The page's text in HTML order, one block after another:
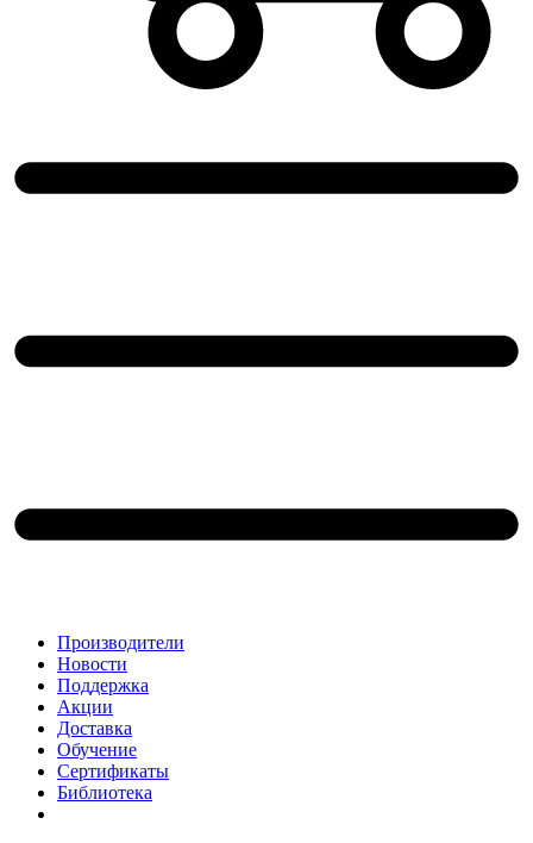
Производители
Новости
Поддержка
Акции
Доставка
Обучение
Сертификаты
Библиотека